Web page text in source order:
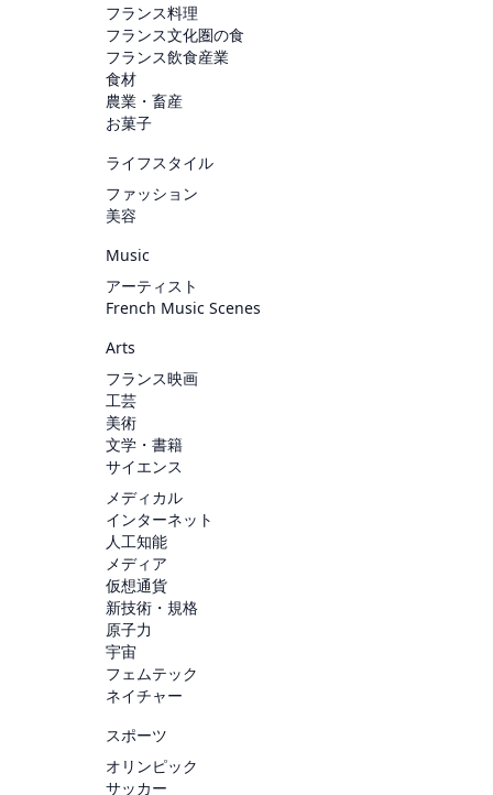
フランス料理
フランス文化圏の食
フランス飲食産業
食材
農業・畜産
お菓子
ライフスタイル
ファッション
美容
Music
アーティスト
French Music Scenes
Arts
フランス映画
工芸
美術
文学・書籍
サイエンス
メディカル
インターネット
人工知能
メディア
仮想通貨
新技術・規格
原子力
宇宙
フェムテック
ネイチャー
スポーツ
オリンピック
サッカー